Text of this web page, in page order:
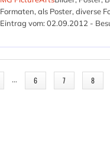
Formaten, als Poster, diverse
Eintrag vom: 02.09.2012 -
… 6 7 8